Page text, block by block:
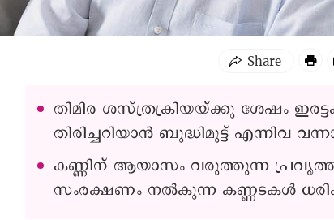
തിമിര ശസ്ത്രക്രിയയ്ക്കു ശേഷം
തിരിച്ചറിയാൻ ബുദ്ധിമുട്ട് എന്നിവ
കണ്ണിന് ആയാസം വരുത്തുന്ന
സംരക്ഷണം നൽകുന്ന കണ്ണടകൾ